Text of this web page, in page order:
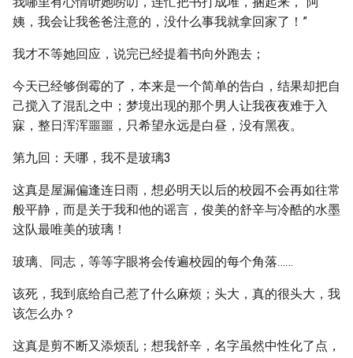
姨，我会让我爸爸注意的，没什么事我就拿回家了！”
我才不等她回应，说完已经提着书向外跑去；
今天已经够倒霉的了，本来是一个简单的告白，结果却把自
己搅入了混乱之中；梦境出现的那个男人让我夜夜难于入
寐，整日浑浑噩噩，只希望永远是白昼，没有黑夜。
第九回：天哪，我不是玻璃3
这真是屋漏偏逢连日雨，想必明天以后的校园不会再如往常
般平静，而是关于我和他的谣言，俊美的舒辛与冷酷的水墨
这队最唯美的玻璃！
玻璃、同志，等等字眼将会传遍校园的每个角落……
该死，我到底给自己惹了什么麻烦；头大，真的很头大，我
该怎么办？
这真是剪不断又添烦乱；想我舒辛，名字虽然中性化了点，